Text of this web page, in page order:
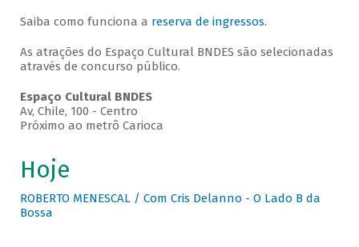
Saiba como funciona a reserva de ingressos.
As atrações do Espaço Cultural BNDES são selecionadas
através de concurso público.
Espaço Cultural BNDES
Av, Chile, 100 - Centro
Próximo ao metrô Carioca
Hoje
ROBERTO MENESCAL / Com Cris Delanno - O Lado B da
Bossa